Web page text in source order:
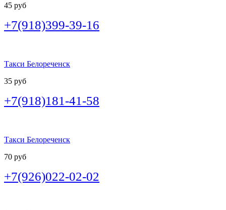
45 руб
+7(918)399-39-16
Такси Белореченск
35 руб
+7(918)181-41-58
Такси Белореченск
70 руб
+7(926)022-02-02